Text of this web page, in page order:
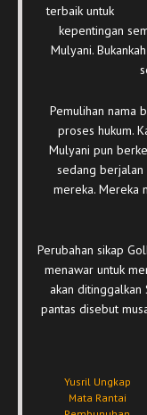
terbaik untuk
kepentingan
Mulyani.
Pemulihan nama
proses hukum.
Mulyani pun
sedang berjalan
mereka. Mereka
Perubahan sikap
menawar untuk
akan ditinggalkan
pantas disebut
Yusril Ungkap
Mata Rantai